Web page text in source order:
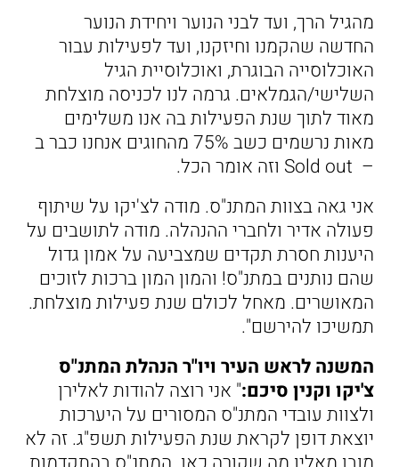
מהגיל הרך, ועד לבני הנוער ויחידת הנוער
החדשה שהקמנו וחיזקנו, ועד לפעילות עבור
האוכלוסייה הבוגרת, ואוכלוסיית הגיל
השלישי/הגמלאים. גרמה לנו לכניסה מוצלחת
מאוד לתוך שנת הפעילות בה אנו משלימים
מאות נרשמים כשב 75% מהחוגים אנחנו כבר ב
– Sold out וזה אומר הכל.
אני גאה בצוות המתנ"ס. מודה לצ'יקו על שיתוף
פעולה אדיר ולחברי ההנהלה. מודה לתושבים על
היענות חסרת תקדים שמצביעה על אמון גדול
שהם נותנים במתנ"ס! והמון המון ברכות לזוכים
המאושרים. מאחל לכולם שנת פעילות מוצלחת.
תמשיכו להירשם".
המשנה לראש העיר ויו"ר הנהלת המתנ"ס
צ'יקו וקנין סיכם:" אני רוצה להודות לאלירן
ולצוות עובדי המתנ"ס המסורים על היערכות
יוצאת דופן לקראת שנת הפעילות תשפ"ג. זה לא